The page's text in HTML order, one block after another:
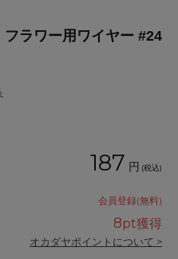
ラワー用ワイヤー #24
187 円 (税込)
会員登録(無料)
8pt獲得
オカダヤポイントについて >